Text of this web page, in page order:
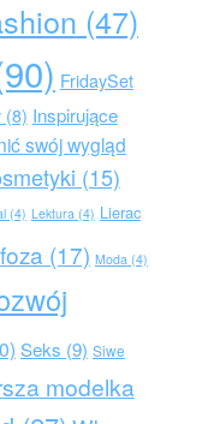
(47)
FridaySet
(8) Inspirujące
swój wygląd
(15)
(4) Lektura(4) Lierac
(17) Moda(4)
Seks (9) Siwe
modelka